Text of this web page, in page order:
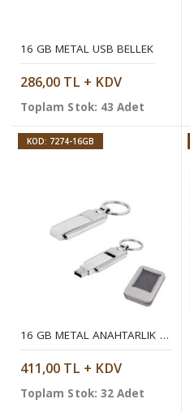
16 GB METAL USB BELLEK
286,00 TL + KDV
Toplam Stok: 43 Adet
KOD: 7274-16GB
16 GB METAL ANAHTARLIK USB BELLEK
411,00 TL + KDV
Toplam Stok: 32 Adet